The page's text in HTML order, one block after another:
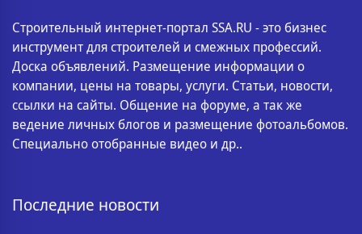
Строительный интернет-портал SSA.RU - это бизнес
инструмент для строителей и смежных профессий.
Доска объявлений. Размещение информации о
компании, цены на товары, услуги. Статьи, новости,
ссылки на сайты. Общение на форуме, а так же
ведение личных блогов и размещение фотоальбомов.
Специально отобранные видео и др..
Последние новости